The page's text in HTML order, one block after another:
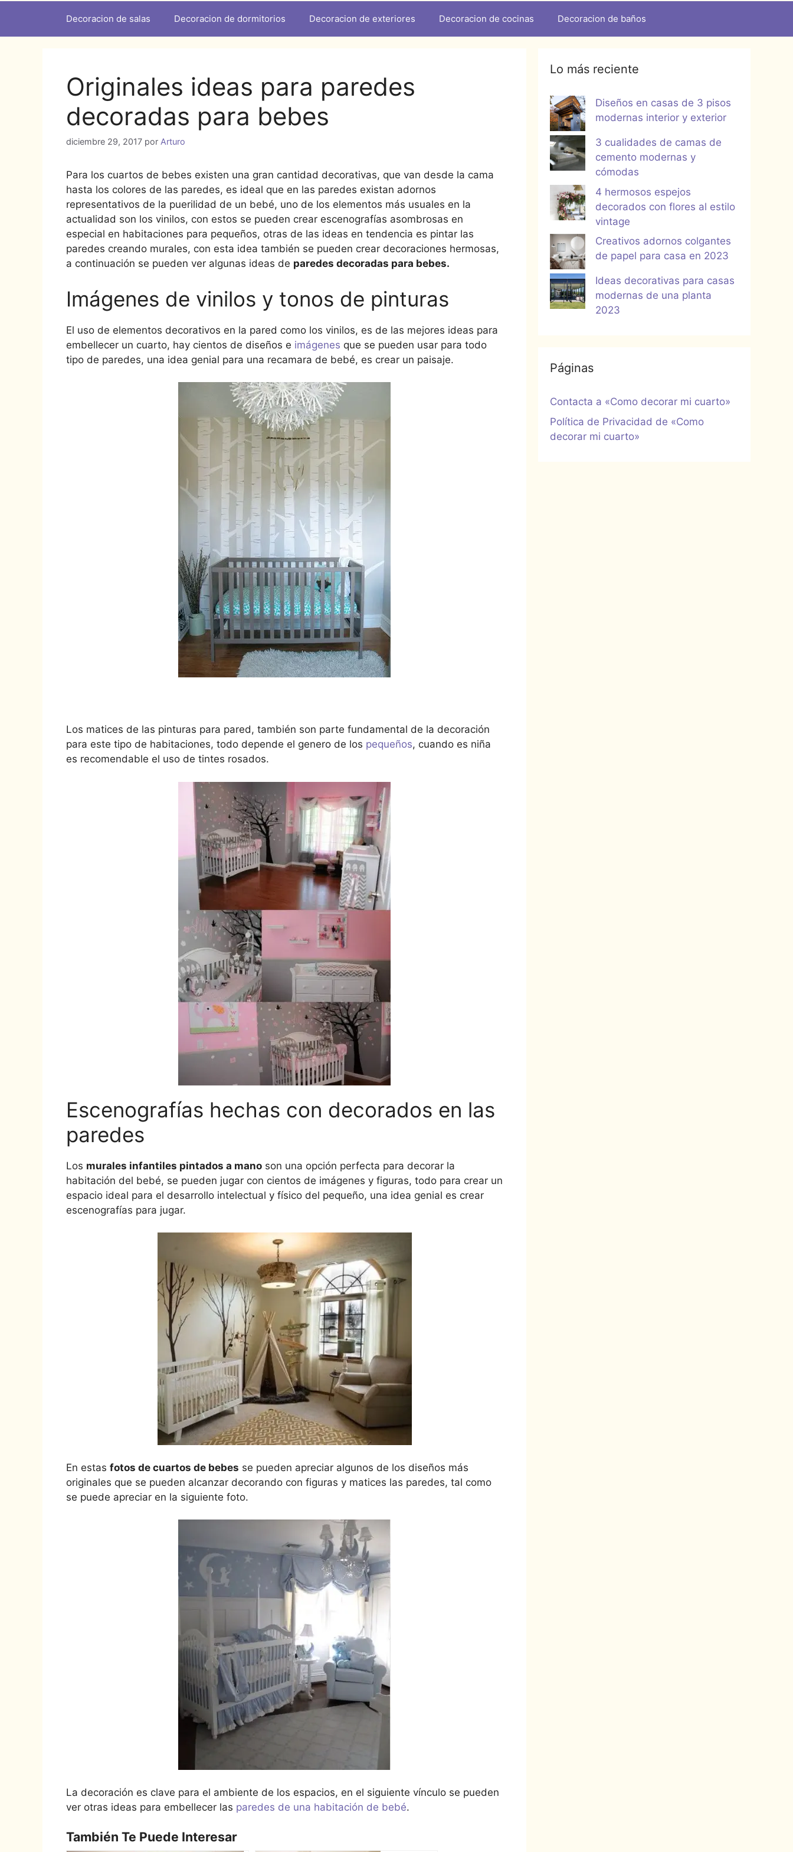
Decoracion de salas Decoracion de dormitorios Decoracion de exteriores Decoracion de cocinas Decoracion de baños
Originales ideas para paredes
decoradas para bebes
diciembre 29, 2017 por Arturo
Para los cuartos de bebes existen una gran cantidad decorativas, que van desde la cama
hasta los colores de las paredes, es ideal que en las paredes existan adornos
representativos de la puerilidad de un bebé, uno de los elementos más usuales en la
actualidad son los vinilos, con estos se pueden crear escenografías asombrosas en
especial en habitaciones para pequeños, otras de las ideas en tendencia es pintar las
paredes creando murales, con esta idea también se pueden crear decoraciones hermosas,
a continuación se pueden ver algunas ideas de paredes decoradas para bebes.
Imágenes de vinilos y tonos de pinturas
El uso de elementos decorativos en la pared como los vinilos, es de las mejores ideas para
embellecer un cuarto, hay cientos de diseños e imágenes que se pueden usar para todo
tipo de paredes, una idea genial para una recamara de bebé, es crear un paisaje.
Los matices de las pinturas para pared, también son parte fundamental de la decoración
para este tipo de habitaciones, todo depende el genero de los pequeños, cuando es niña
es recomendable el uso de tintes rosados.
Escenografías hechas con decorados en las
paredes
Los murales infantiles pintados a mano son una opción perfecta para decorar la
habitación del bebé, se pueden jugar con cientos de imágenes y figuras, todo para crear un
espacio ideal para el desarrollo intelectual y físico del pequeño, una idea genial es crear
escenografías para jugar.
En estas fotos de cuartos de bebes se pueden apreciar algunos de los diseños más
originales que se pueden alcanzar decorando con figuras y matices las paredes, tal como
se puede apreciar en la siguiente foto.
La decoración es clave para el ambiente de los espacios, en el siguiente vínculo se pueden
ver otras ideas para embellecer las paredes de una habitación de bebé.
También Te Puede Interesar
Lo más reciente
Diseños en casas de 3 pisos
modernas interior y exterior
3 cualidades de camas de
cemento modernas y
cómodas
4 hermosos espejos
decorados con flores al estilo
vintage
Creativos adornos colgantes
de papel para casa en 2023
Ideas decorativas para casas
modernas de una planta
2023
Páginas
Contacta a «Como decorar mi cuarto»
Política de Privacidad de «Como
decorar mi cuarto»